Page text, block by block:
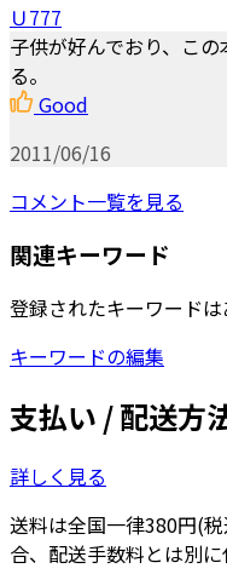
Ｕ777
子供が好んでおり、こ
る。
Good
2011/06/16
コメント一覧を見る
関連キーワード
登録されたキーワードは
キーワードの編集
支払い / 配送方
詳しく見る
送料は全国一律380円(
合、配送手数料とは別